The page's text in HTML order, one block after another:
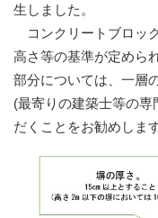
生しました。
コンクリートブロッ
高さ等の基準が定めら
部分については、一層
(最寄りの建築士等の
だくことをお勧めしま